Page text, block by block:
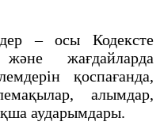
– осы Кодексте
жағдайларда
қоспағанда,
алымдар,
аударымдары.